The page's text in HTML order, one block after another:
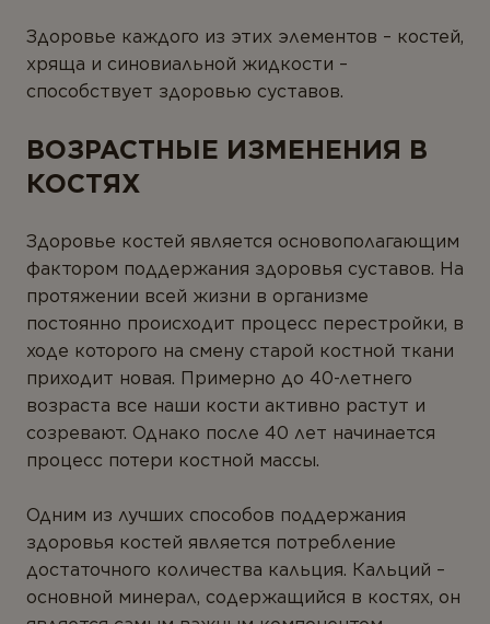
Здоровье каждого из этих элементов – костей,
хряща и синовиальной жидкости –
способствует здоровью суставов.
ВОЗРАСТНЫЕ ИЗМЕНЕНИЯ В
КОСТЯХ
Здоровье костей является основополагающим
фактором поддержания здоровья суставов. На
протяжении всей жизни в организме
постоянно происходит процесс перестройки, в
ходе которого на смену старой костной ткани
приходит новая. Примерно до 40-летнего
возраста все наши кости активно растут и
созревают. Однако после 40 лет начинается
процесс потери костной массы.
Одним из лучших способов поддержания
здоровья костей является потребление
достаточного количества кальция. Кальций –
основной минерал, содержащийся в костях, он